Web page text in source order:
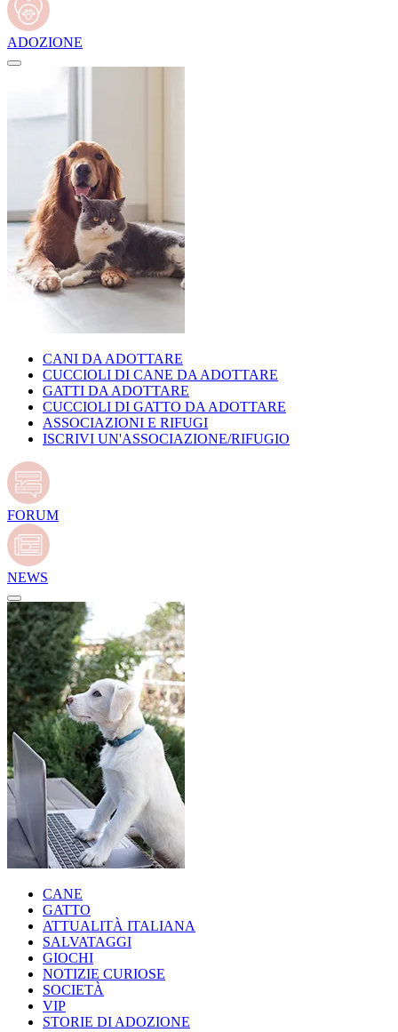
ADOZIONE
CANI DA ADOTTARE
CUCCIOLI DI CANE DA ADOTTARE
GATTI DA ADOTTARE
CUCCIOLI DI GATTO DA ADOTTARE
ASSOCIAZIONI E RIFUGI
ISCRIVI UN'ASSOCIAZIONE/RIFUGIO
FORUM
NEWS
CANE
GATTO
ATTUALITÀ ITALIANA
SALVATAGGI
GIOCHI
NOTIZIE CURIOSE
SOCIETÀ
VIP
STORIE DI ADOZIONE